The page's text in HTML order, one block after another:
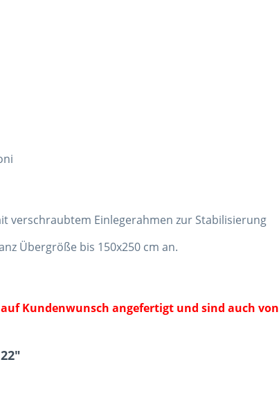
verschraubtem Einlegerahmen zur Stabilisierung
Übergröße bis 150x250 cm an.
Kundenwunsch angefertigt und sind auch von